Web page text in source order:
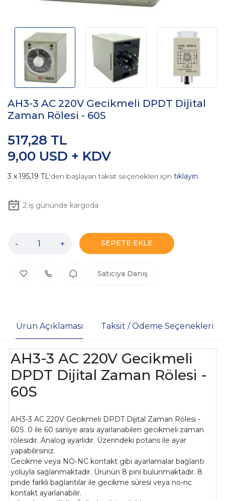
AH3-3 AC 220V Gecikmeli DPDT Dijital
Zaman Rölesi - 60S
9,00 USD + KDV
517,28 TL
195,19 TL'den başlayan taksit seçenekleri için tıklayın.
2iş gününde kargoda
- + SEPETE EKLE
Satıcıya Danış
Ürün Açıklaması Taksit / Ödeme Seçenekleri
AH3-3 AC 220V Gecikmeli
DPDT Dijital Zaman Rölesi -
60S
AH3-3 AC 220V Gecikmeli DPDT Dijital Zaman Rölesi -
60S. 0 ile 60 saniye arası ayarlanabilen gecikmeli zaman
rölesidir. Analog ayarlıdır. Üzerindeki potans ile ayar
yapabilirsiniz.
Gecikme veya NO-NC kontakt gibi ayarlamalar bağlantı
yoluyla sağlanmaktadır. Ürünün 8 pini bulunmaktadır. 8
pinde farklı bağlantılar ile gecikme süresi veya no-nc
kontakt ayarlanabilir.